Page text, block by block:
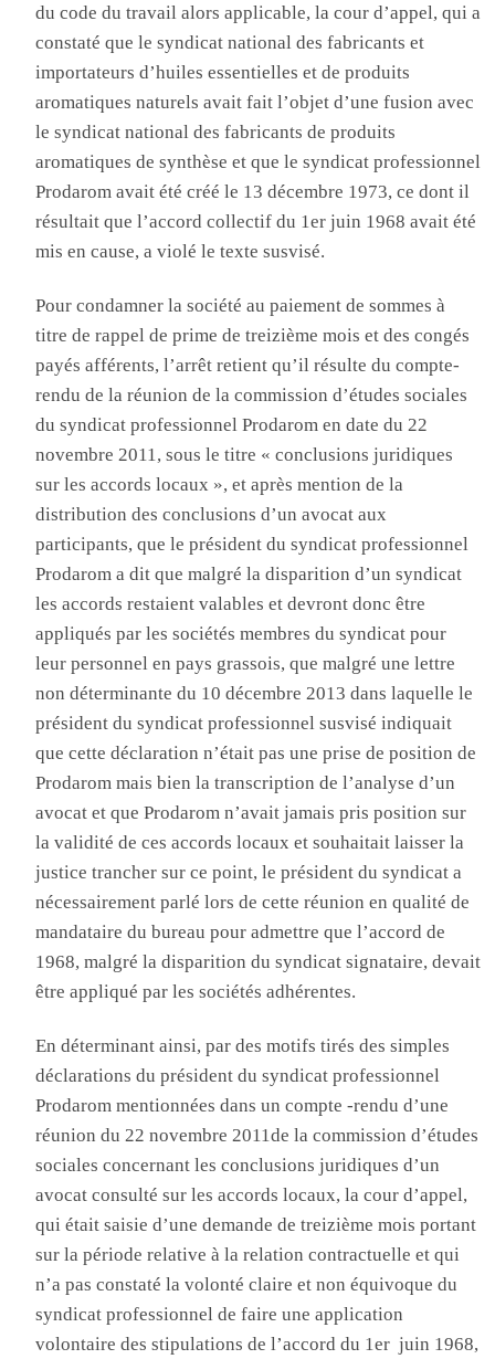
du code du travail alors applicable, la cour d’appel, qui a
constaté que le syndicat national des fabricants et
importateurs d’huiles essentielles et de produits
aromatiques naturels avait fait l’objet d’une fusion avec
le syndicat national des fabricants de produits
aromatiques de synthèse et que le syndicat professionnel
Prodarom avait été créé le 13 décembre 1973, ce dont il
résultait que l’accord collectif du 1er juin 1968 avait été
mis en cause, a violé le texte susvisé.
Pour condamner la société au paiement de sommes à
titre de rappel de prime de treizième mois et des congés
payés afférents, l’arrêt retient qu’il résulte du compte-
rendu de la réunion de la commission d’études sociales
du syndicat professionnelProdaromen date du 22
novembre 2011, sous le titre « conclusions juridiques
sur les accords locaux », et après mention de la
distribution des conclusions d’un avocat aux
participants, que le président du syndicat professionnel
Prodarom a dit que malgré la disparition d’un syndicat
les accords restaient valables et devront donc être
appliqués par les sociétés membres du syndicat pour
leur personnel en pays grassois, que malgré une lettre
non déterminante du 10 décembre 2013 dans laquelle le
président du syndicat professionnel susvisé indiquait
que cette déclaration n’était pas une prise de position de
Prodarommais bien la transcription de l’analyse d’un
avocat et queProdarom n’avait jamais pris position sur
la validité de ces accords locaux et souhaitait laisser la
justice trancher sur ce point, le président du syndicat a
nécessairement parlé lors de cette réunion en qualité de
mandataire du bureau pour admettre que l’accord de
1968, malgré la disparition du syndicat signataire, devait
être appliqué par les sociétés adhérentes.
En déterminant ainsi, par des motifs tirés des simples
déclarations du président du syndicat professionnel
Prodarom mentionnées dans un compte -rendu d’une
réunion du 22 novembre 2011de la commission d’études
sociales concernant les conclusions juridiques d’un
avocat consulté sur les accords locaux, la cour d’appel,
qui était saisie d’une demande de treizième mois portant
sur la période relative à la relation contractuelle et qui
n’a pas constaté la volonté claire et non équivoque du
syndicat professionnel de faire une application
volontaire des stipulations de l’accord du 1er juin 1968,